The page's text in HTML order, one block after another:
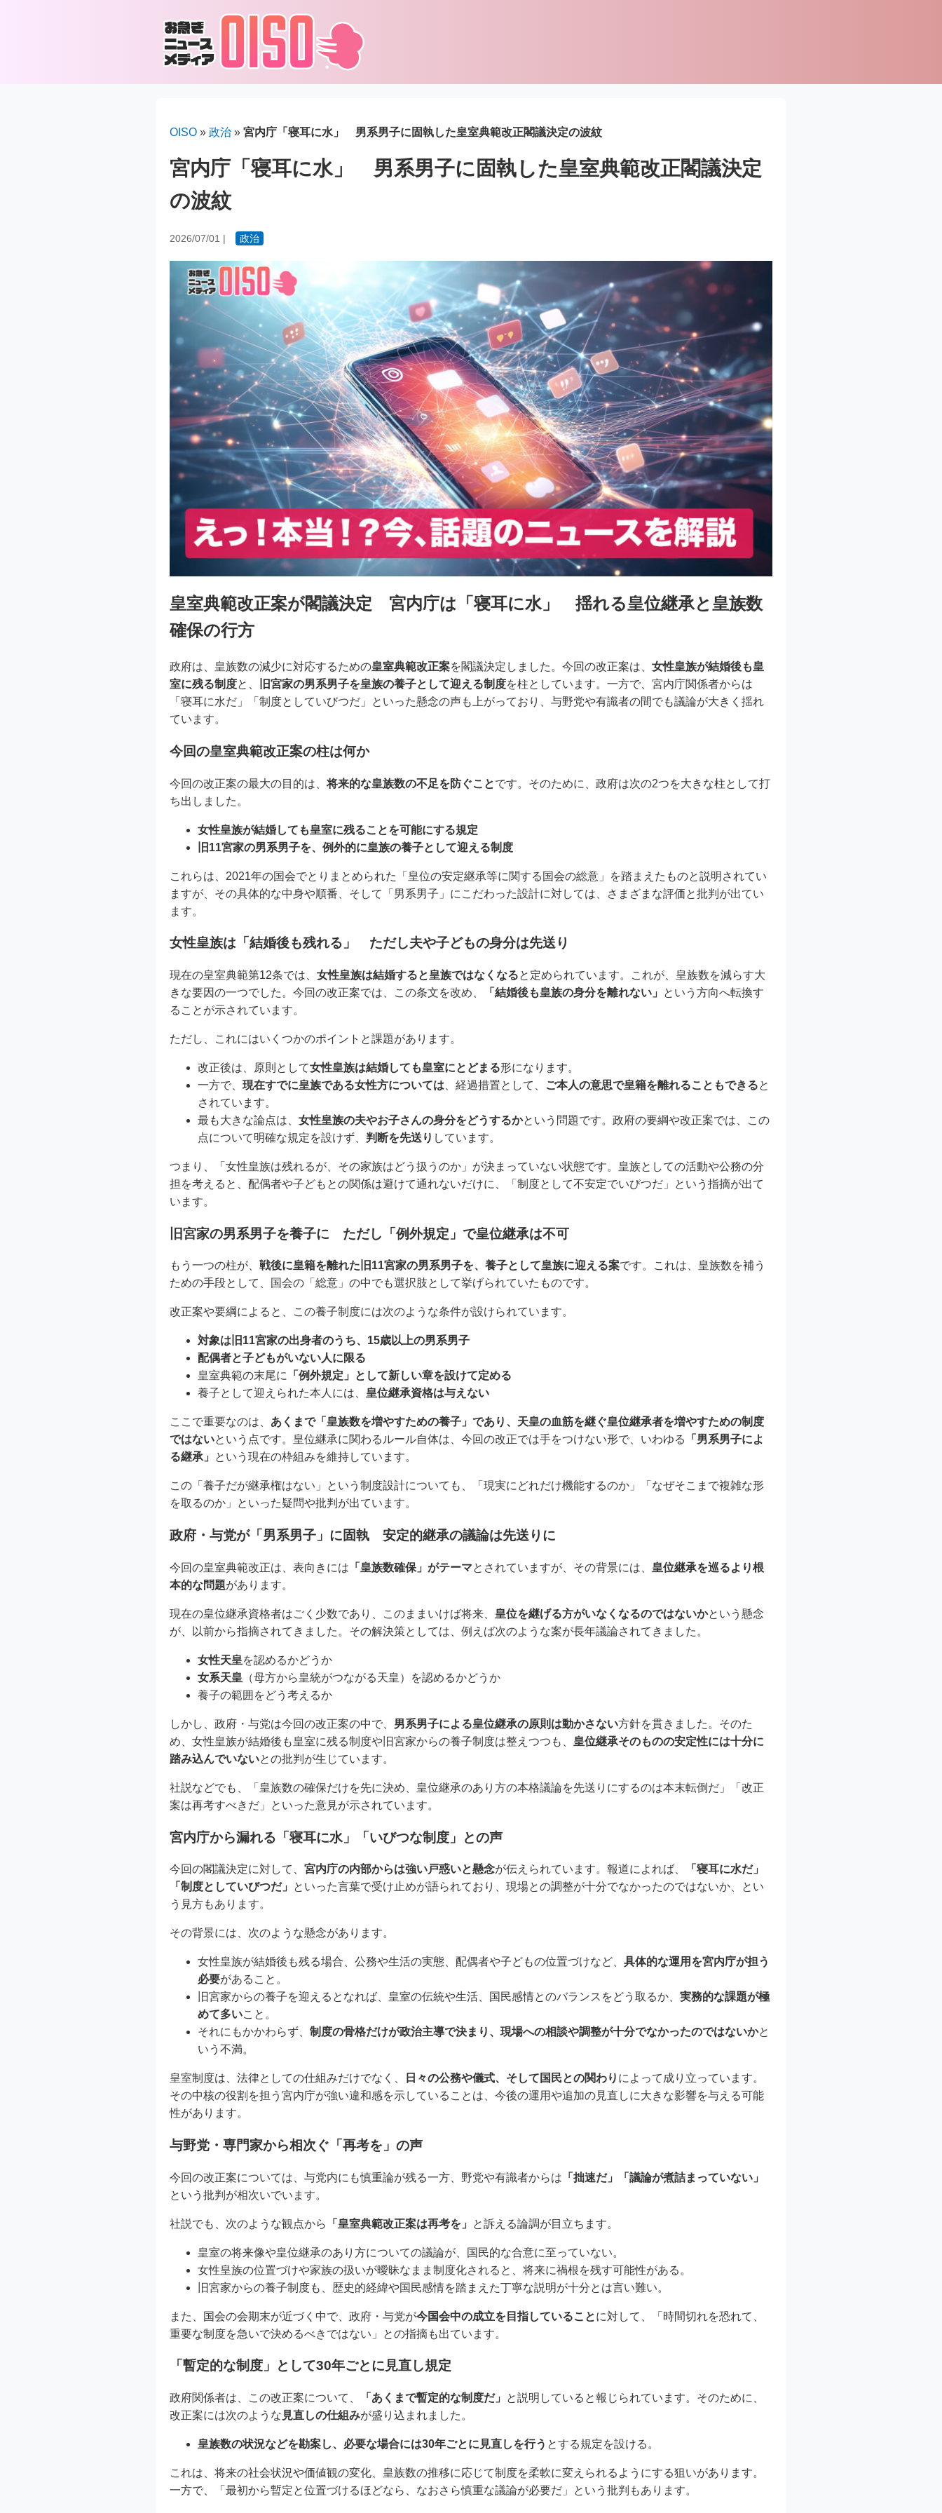
OISO » 政治 » 宮内庁「寝耳に水」 男系男子に固執した皇室典範改正閣議決定の波紋
宮内庁「寝耳に水」 男系男子に固執した皇室典範改正閣議決定
の波紋
2026/07/01 | 政治
皇室典範改正案が閣議決定 宮内庁は「寝耳に水」 揺れる皇位継承と皇族数
確保の行方
政府は、皇族数の減少に対応するための皇室典範改正案を閣議決定しました。今回の改正案は、 女性皇族が結婚後も皇
室に残る制度と、 旧宮家の男系男子を皇族の養子として迎える制度を柱としています。一方で、宮内庁関係者からは
「寝耳に水だ」「制度としていびつだ」といった懸念の声も上がっており、与野党や有識者の間でも議論が大きく揺れ
ています。
今回の皇室典範改正案の柱は何か
今回の改正案の最大の目的は、将来的な皇族数の不足を防ぐことです。そのために、政府は次の2つを大きな柱として打
ち出しました。
女性皇族が結婚しても皇室に残ることを可能にする規定
旧11宮家の男系男子を、例外的に皇族の養子として迎える制度
これらは、2021年の国会でとりまとめられた「皇位の安定継承等に関する国会の総意」を踏まえたものと説明されてい
ますが、その具体的な中身や順番、そして「男系男子」にこだわった設計に対しては、さまざまな評価と批判が出てい
ます。
女性皇族は「結婚後も残れる」 ただし夫や子どもの身分は先送り
現在の皇室典範第12条では、 女性皇族は結婚すると皇族ではなくなると定められています。これが、皇族数を減らす大
きな要因の一つでした。今回の改正案では、この条文を改め、
「結婚後も皇族の身分を離れない」
という方向へ転換す
ることが示されています。
ただし、これにはいくつかのポイントと課題があります。
改正後は、原則として女性皇族は結婚しても皇室にとどまる形になります。
一方で、 現在すでに皇族である女性方については 、経過措置として、 ご本人の意思で皇籍を離れることもできると
されています。
最も大きな論点は、 女性皇族の夫やお子さんの身分をどうするかという問題です。政府の要綱や改正案では、この
点について明確な規定を設けず、 判断を先送り しています。
つまり、「女性皇族は残れるが、その家族はどう扱うのか」が決まっていない状態です。皇族としての活動や公務の分
担を考えると、配偶者や子どもとの関係は避けて通れないだけに、「制度として不安定でいびつだ」という指摘が出て
います。
旧宮家の男系男子を養子に ただし「例外規定」で皇位継承は不可
もう一つの柱が、 戦後に皇籍を離れた旧11宮家の男系男子を、養子として皇族に迎える案です。これは、皇族数を補う
ための手段として、国会の「総意」の中でも選択肢として挙げられていたものです。
改正案や要綱によると、この養子制度には次のような条件が設けられています。
対象は旧11宮家の出身者のうち、15歳以上の男系男子
配偶者と子どもがいない人に限る
皇室典範の末尾に
「例外規定」として新しい章を設けて定める
養子として迎えられた本人には、 皇位継承資格は与えない
ここで重要なのは、 あくまで「皇族数を増やすための養子」であり、天皇の血筋を継ぐ皇位継承者を増やすための制度
ではないという点です。皇位継承に関わるルール自体は、今回の改正では手をつけない形で、いわゆる
「男系男子によ
る継承」
という現在の枠組みを維持しています。
この「養子だが継承権はない」という制度設計についても、「現実にどれだけ機能するのか」「なぜそこまで複雑な形
を取るのか」といった疑問や批判が出ています。
政府・与党が「男系男子」に固執 安定的継承の議論は先送りに
今回の皇室典範改正は、表向きには 「皇族数確保」がテーマとされていますが、その背景には、 皇位継承を巡るより根
本的な問題があります。
現在の皇位継承資格者はごく少数であり、このままいけば将来、 皇位を継げる方がいなくなるのではないかという懸念
が、以前から指摘されてきました。その解決策としては、例えば次のような案が長年議論されてきました。
女性天皇を認めるかどうか
女系天皇 （母方から皇統がつながる天皇）を認めるかどうか
養子の範囲をどう考えるか
しかし、政府・与党は今回の改正案の中で、 男系男子による皇位継承の原則は動かさない方針を貫きました。そのた
め、女性皇族が結婚後も皇室に残る制度や旧宮家からの養子制度は整えつつも、 皇位継承そのものの安定性には十分に
踏み込んでいないとの批判が生じています。
社説などでも、「皇族数の確保だけを先に決め、皇位継承のあり方の本格議論を先送りにするのは本末転倒だ」「改正
案は再考すべきだ」といった意見が示されています。
宮内庁から漏れる「寝耳に水」「いびつな制度」との声
今回の閣議決定に対して、 宮内庁の内部からは強い戸惑いと懸念が伝えられています。報道によれば、
「寝耳に水だ」
「制度としていびつだ」
といった言葉で受け止めが語られており、現場との調整が十分でなかったのではないか、とい
う見方もあります。
その背景には、次のような懸念があります。
女性皇族が結婚後も残る場合、公務や生活の実態、配偶者や子どもの位置づけなど、 具体的な運用を宮内庁が担う
必要があること。
旧宮家からの養子を迎えるとなれば、皇室の伝統や生活、国民感情とのバランスをどう取るか、 実務的な課題が極
めて多いこと。
それにもかかわらず、 制度の骨格だけが政治主導で決まり、現場への相談や調整が十分でなかったのではないかと
いう不満。
皇室制度は、法律としての仕組みだけでなく、 日々の公務や儀式、そして国民との関わり によって成り立っています。
その中核の役割を担う宮内庁が強い違和感を示していることは、今後の運用や追加の見直しに大きな影響を与える可能
性があります。
与野党・専門家から相次ぐ「再考を」の声
今回の改正案については、与党内にも慎重論が残る一方、野党や有識者からは 「拙速だ」「議論が煮詰まっていない」
という批判が相次いでいます。
社説でも、次のような観点から 「皇室典範改正案は再考を」 と訴える論調が目立ちます。
皇室の将来像や皇位継承のあり方についての議論が、国民的な合意に至っていない。
女性皇族の位置づけや家族の扱いが曖昧なまま制度化されると、将来に禍根を残す可能性がある。
旧宮家からの養子制度も、歴史的経緯や国民感情を踏まえた丁寧な説明が十分とは言い難い。
また、国会の会期末が近づく中で、政府・与党が今国会中の成立を目指していることに対して、「時間切れを恐れて、
重要な制度を急いで決めるべきではない」との指摘も出ています。
「暫定的な制度」として30年ごとに見直し規定
政府関係者は、この改正案について、 「あくまで暫定的な制度だ」
と説明していると報じられています。そのために、
改正案には次のような 見直しの仕組みが盛り込まれました。
皇族数の状況などを勘案し、必要な場合には30年ごとに見直しを行う とする規定を設ける。
これは、将来の社会状況や価値観の変化、皇族数の推移に応じて制度を柔軟に変えられるようにする狙いがあります。
一方で、「最初から暫定と位置づけるほどなら、なおさら慎重な議論が必要だ」という批判もあります。